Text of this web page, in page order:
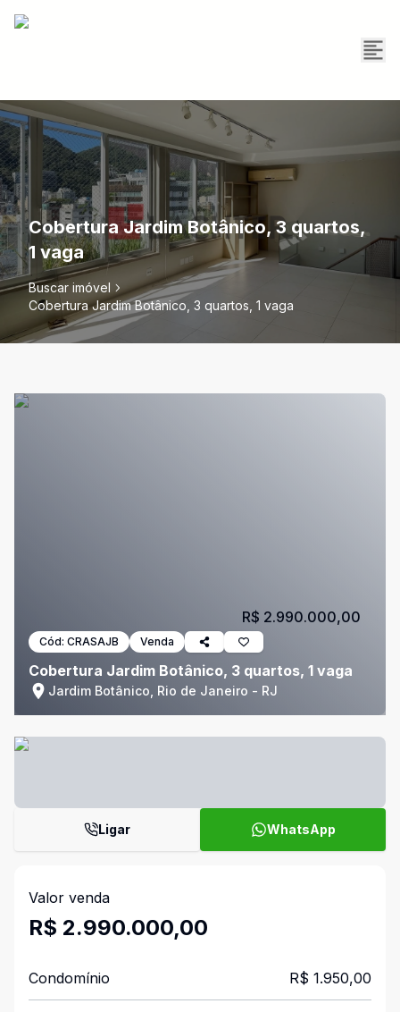
Cobertura Jardim Botânico, 3 quartos,
1 vaga
Buscar imóvel
Cobertura Jardim Botânico, 3 quartos, 1 vaga
Cód: CRASAJB Venda
Cobertura Jardim Botânico, 3 quartos, 1 vaga
Jardim Botânico, Rio de Janeiro - RJ
R$ 2.990.000,00
Ligar WhatsApp
Valor venda
R$ 2.990.000,00
Condomínio R$ 1.950,00